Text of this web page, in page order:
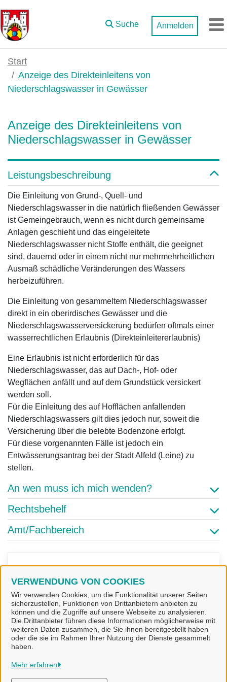
Zum Hauptinhalt springen
VERWENDUNG VON COOKIES
Wir verwenden Cookies, um die Funktionalität unserer Seiten
sicherzustellen, Funktionen von Drittanbietern anbieten zu
können und die Zugriffe auf unsere Webseite zu analysieren.
Die Drittanbieter führen diese Informationen möglicherweise mit
weiteren Daten zusammen, die Sie ihnen bereitgestellt haben
oder die sie im Rahmen Ihrer Nutzung der Dienste gesammelt
haben.
Mehr erfahren
Suche Anmelden
Start
Anzeige des Direkteinleitens von
Niederschlagswasser in Gewässer
Anzeige des Direkteinleitens von
Niederschlagswasser in Gewässer
Leistungsbeschreibung
Die Einleitung von Grund-, Quell- und
Niederschlagswasser in die natürlich fließenden Gewässer
ist Gemeingebrauch, wenn es nicht durch gemeinsame
Anlagen geschieht und das eingeleitete
Niederschlagswasser nicht Stoffe enthält, die geeignet
sind, dauernd oder in einem nicht nur mehrmehrheitlichen
Ausmaß schädliche Veränderungen des Wassers
herbeizuführen.
Die Einleitung von gesammeltem Niederschlagswasser
direkt in ein oberirdisches Gewässer und die
Niederschlagswasserversickerung bedürfen oftmals einer
wasserrechtlichen Erlaubnis (Direkteinleitererlaubnis)
Eine Erlaubnis ist nicht erforderlich für das
Niederschlagswasser, das auf Dach-, Hof- oder
Wegflächen anfällt und auf dem Grundstück versickert
werden soll.
Für die Einleitung des auf Hofflächen anfallenden
Niederschlagswassers gilt dies jedoch nur, soweit die
Versicherung über die belebte Bodenzone erfolgt.
Für diese vorgenannten Fälle ist jedoch ein
Entwässerungsantrag bei der Stadt Alfeld (Leine) zu
stellen.
An wen muss ich mich wenden?
Rechtsbehelf
Amt/Fachbereich
Kontaktpersonen
Frank Schwarzwälder
Stadt Alfeld (Leine)